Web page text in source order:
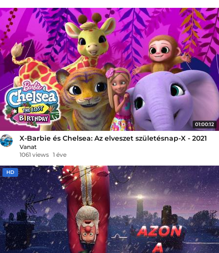
01:00:12
X-Barbie és Chelsea: Az elveszet születésnap-X - 2021
Vanat
1061 views 1 éve
HD